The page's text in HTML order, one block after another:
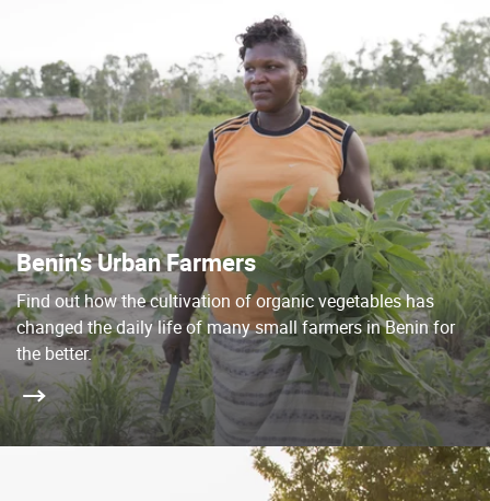
Benin’s Urban Farmers
Find out how the cultivation of organic vegetables has
changed the daily life of many small farmers in Benin for
the better.